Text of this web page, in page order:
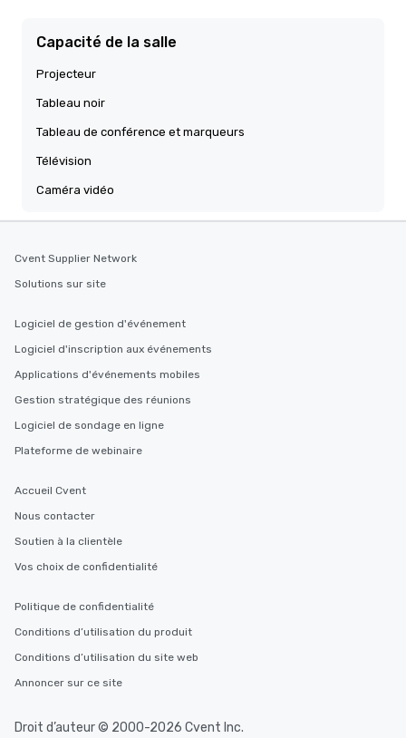
Capacité de la salle
Projecteur
Tableau noir
Tableau de conférence et marqueurs
Télévision
Caméra vidéo
Cvent Supplier Network
Solutions sur site
Logiciel de gestion d'événement
Logiciel d'inscription aux événements
Applications d'événements mobiles
Gestion stratégique des réunions
Logiciel de sondage en ligne
Plateforme de webinaire
Accueil Cvent
Nous contacter
Soutien à la clientèle
Vos choix de confidentialité
Politique de confidentialité
Conditions d’utilisation du produit
Conditions d’utilisation du site web
Annoncer sur ce site
Droit d’auteur © 2000-2026 Cvent Inc.